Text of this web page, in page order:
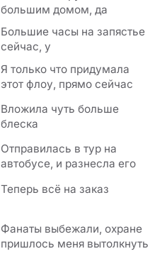
большим домом, да
Большие часы на запястье
сейчас, у
Я только что придумала
этот флоу, прямо сейчас
Вложила чуть больше
блеска
Отправилась в тур на
автобусе, и разнесла его
Теперь всё на заказ
Фанаты выбежали, охране
пришлось меня вытолкнуть